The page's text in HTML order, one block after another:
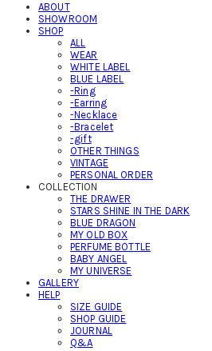
ABOUT
SHOWROOM
SHOP
ALL
WEAR
WHITE LABEL
BLUE LABEL
-Ring
-Earring
-Necklace
-Bracelet
-gift
OTHER THINGS
VINTAGE
PERSONAL ORDER
COLLECTION
THE DRAWER
STARS SHINE IN THE DARK
BLUE DRAGON
MY OLD BOX
PERFUME BOTTLE
BABY ANGEL
MY UNIVERSE
GALLERY
HELP
SIZE GUIDE
SHOP GUIDE
JOURNAL
Q&A